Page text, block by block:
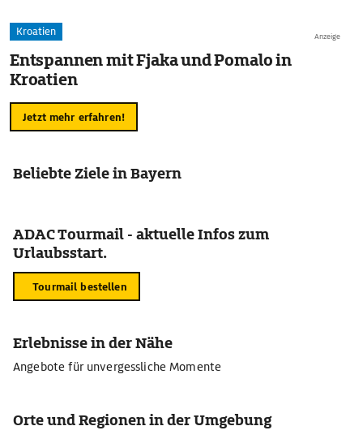
Anzeige
Kroatien
Entspannen mit Fjaka und Pomalo in
Kroatien
Jetzt mehr erfahren!
Beliebte Ziele in Bayern
ADAC Tourmail - aktuelle Infos zum
Urlaubsstart.
Tourmail bestellen
Erlebnisse in der Nähe
Angebote für unvergessliche Momente
Orte und Regionen in der Umgebung